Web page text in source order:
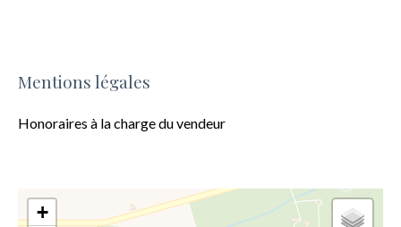
Mentions légales
Honoraires à la charge du vendeur
+